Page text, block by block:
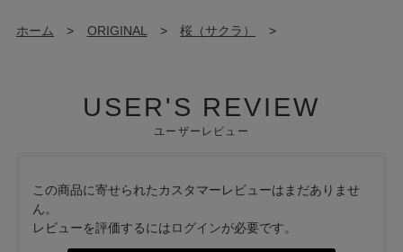
ホーム > ORIGINAL > 桜（サクラ） >
USER'S REVIEW
ユーザーレビュー
この商品に寄せられたカスタマーレビューはまだありませ
ん。
レビューを評価するにはログインが必要です。